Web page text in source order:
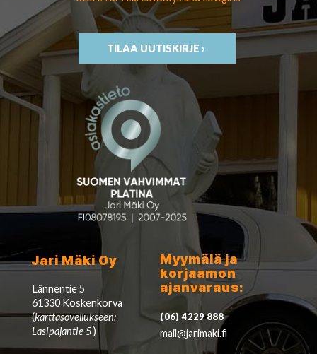
TILAA UUTISKIRJE ›
Jari Mäki Oy
Lännentie 5
61330 Koskenkorva
(karttasovellukseen:
Lasipajantie 5)
Myymälä ja
korjaamon
ajanvaraus:
(06) 4229 888
mail@jarimaki.fi